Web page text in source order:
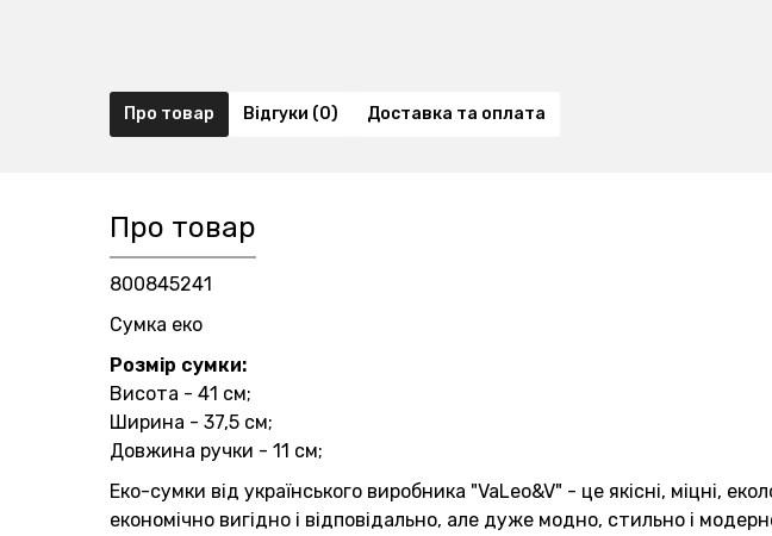
Про товар Відгуки (0) Доставка та оплата
Про товар
800845241
Сумка еко
Розмір сумки:
Висота - 41 см;
Ширина - 37,5 см;
Довжина ручки - 11 см;
Еко-сумки від українського виробника "VaLeo&V" - це якісні, міцні,
економічно вигідно і відповідально, але дуже модно, стильно і